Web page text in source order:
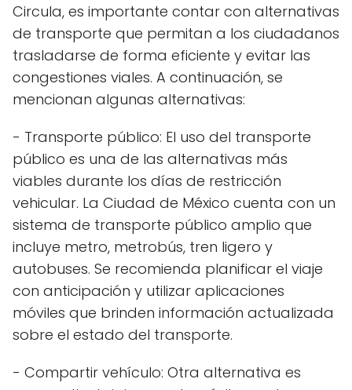
Circula, es importante contar con alternativas
de transporte que permitan a los ciudadanos
trasladarse de forma eficiente y evitar las
congestiones viales. A continuación, se
mencionan algunas alternativas:
- Transporte público: El uso del transporte
público es una de las alternativas más
viables durante los días de restricción
vehicular. La Ciudad de México cuenta con un
sistema de transporte público amplio que
incluye metro, metrobús, tren ligero y
autobuses. Se recomienda planificar el viaje
con anticipación y utilizar aplicaciones
móviles que brinden información actualizada
sobre el estado del transporte.
- Compartir vehículo: Otra alternativa es